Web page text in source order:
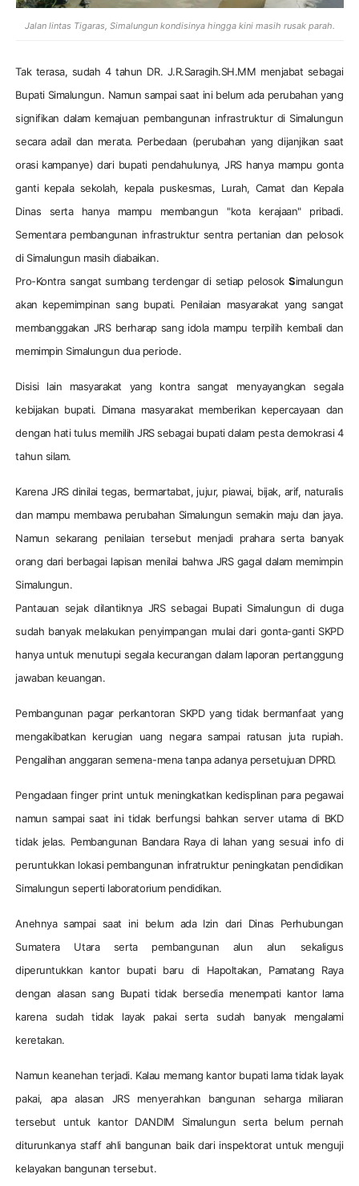
Jalan lintas Tigaras, Simalungun kondisinya hingga kini masih rusak parah.
Tak terasa, sudah 4 tahun DR. J.R.Saragih.SH.MM menjabat sebagai
Bupati Simalungun. Namun sampai saat ini belum ada perubahan yang
signifikan dalam kemajuan pembangunan infrastruktur di Simalungun
secara adail dan merata. Perbedaan (perubahan yang dijanjikan saat
orasi kampanye) dari bupati pendahulunya, JRS hanya mampu gonta
ganti kepala sekolah, kepala puskesmas, Lurah, Camat dan Kepala
Dinas serta hanya mampu membangun "kota kerajaan" pribadi.
Sementara pembangunan infrastruktur sentra pertanian dan pelosok
di Simalungun masih diabaikan.
Pro-Kontra sangat sumbang terdengar di setiap pelosokSimalungun
akan kepemimpinan sang bupati. Penilaian masyarakat yang sangat
membanggakan JRS berharap sang idola mampu terpilih kembali dan
memimpin Simalungun dua periode.
Disisi lain masyarakat yang kontra sangat menyayangkan segala
kebijakan bupati. Dimana masyarakat memberikan kepercayaan dan
dengan hati tulus memilih JRS sebagai bupati dalam pesta demokrasi 4
tahun silam.
Karena JRS dinilai tegas, bermartabat, jujur, piawai, bijak, arif, naturalis
dan mampu membawa perubahan Simalungun semakin maju dan jaya.
Namun sekarang penilaian tersebut menjadi prahara serta banyak
orang dari berbagai lapisan menilai bahwa JRS gagal dalam memimpin
Simalungun.
Pantauan sejak dilantiknya JRS sebagai Bupati Simalungun di duga
sudah banyak melakukan penyimpangan mulai dari gonta-ganti SKPD
hanya untuk menutupi segala kecurangan dalam laporan pertanggung
jawaban keuangan.
Pembangunan pagar perkantoran SKPD yang tidak bermanfaat yang
mengakibatkan kerugian uang negara sampai ratusan juta rupiah.
Pengalihan anggaran semena-mena tanpa adanya persetujuan DPRD.
Pengadaan finger print untuk meningkatkan kedisplinan para pegawai
namun sampai saat ini tidak berfungsi bahkan server utama di BKD
tidak jelas. Pembangunan Bandara Raya di lahan yang sesuai info di
peruntukkan lokasi pembangunan infratruktur peningkatan pendidikan
Simalungun seperti laboratorium pendidikan.
Anehnya sampai saat ini belum ada Izin dari Dinas Perhubungan
Sumatera Utara serta pembangunan alun alun sekaligus
diperuntukkan kantor bupati baru di Hapoltakan, Pamatang Raya
dengan alasan sang Bupati tidak bersedia menempati kantor lama
karena sudah tidak layak pakai serta sudah banyak mengalami
keretakan.
Namun keanehan terjadi. Kalau memang kantor bupati lama tidak layak
pakai, apa alasan JRS menyerahkan bangunan seharga miliaran
tersebut untuk kantor DANDIM Simalungun serta belum pernah
diturunkanya staff ahli bangunan baik dari inspektorat untuk menguji
kelayakan bangunan tersebut.